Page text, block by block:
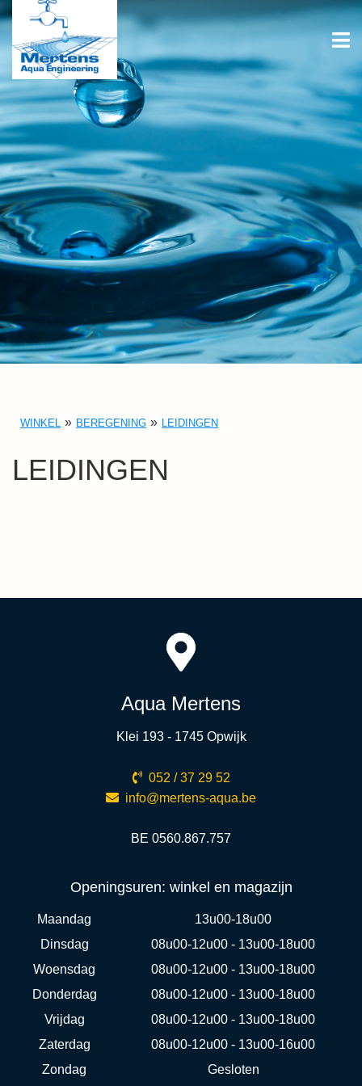
WINKEL BEREGENING LEIDINGEN
LEIDINGEN
Aqua Mertens
Klei 193 - 1745 Opwijk
052 / 37 29 52
info@mertens-aqua.be
BE 0560.867.757
Openingsuren: winkel en magazijn
Maandag
13u00-18u00
Dinsdag
08u00-12u00 - 13u00-18u00
Woensdag
08u00-12u00 - 13u00-18u00
Donderdag
08u00-12u00 - 13u00-18u00
Vrijdag
08u00-12u00 - 13u00-18u00
Zaterdag
08u00-12u00 - 13u00-16u00
Zondag
Gesloten